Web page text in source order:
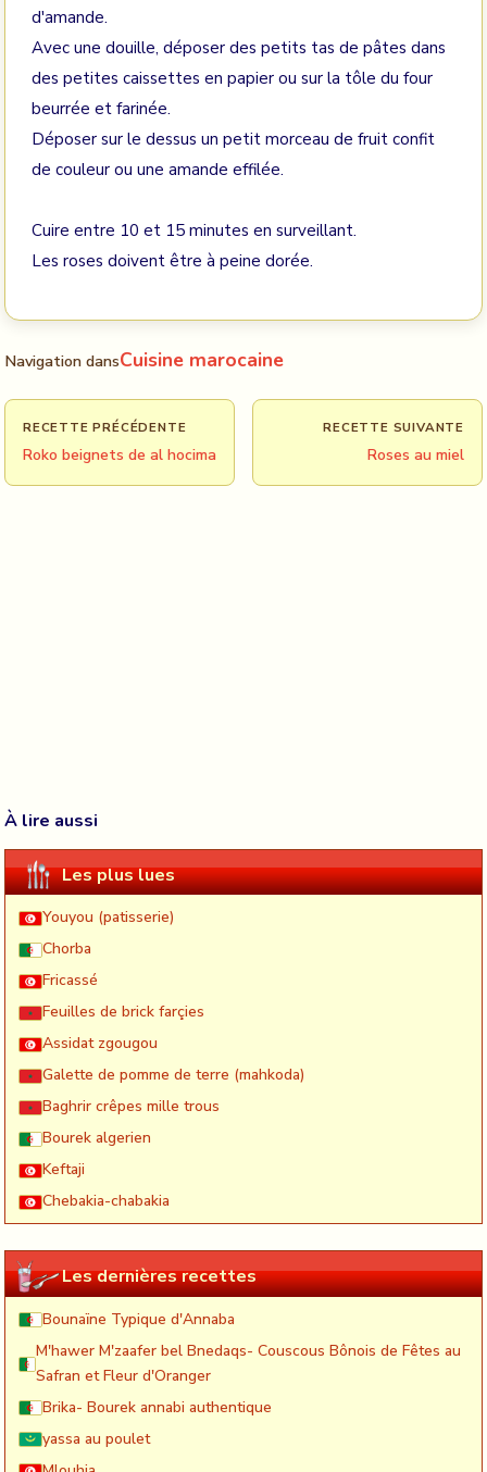
d'amande.
Avec une douille, déposer des petits tas de pâtes dans
des petites caissettes en papier ou sur la tôle du four
beurrée et farinée.
Déposer sur le dessus un petit morceau de fruit confit
de couleur ou une amande effilée.
Cuire entre 10 et 15 minutes en surveillant.
Les roses doivent être à peine dorée.
Navigation dansCuisine marocaine
RECETTE PRÉCÉDENTE
Roko beignets de al hocima
RECETTE SUIVANTE
Roses au miel
À lire aussi
Les plus lues
Youyou (patisserie)
Chorba
Fricassé
Feuilles de brick farçies
Assidat zgougou
Galette de pomme de terre (mahkoda)
Baghrir crêpes mille trous
Bourek algerien
Keftaji
Chebakia-chabakia
Les dernières recettes
Bounaïne Typique d'Annaba
M'hawer M'zaafer bel Bnedaqs- Couscous Bônois de Fêtes au
Safran et Fleur d'Oranger
Brika- Bourek annabi authentique
yassa au poulet